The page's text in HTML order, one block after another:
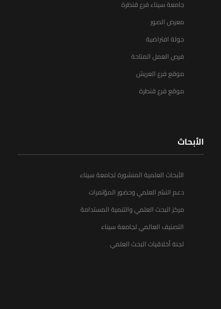
جامعة سيناء فرع قنطرة
معرض الصور
جولة افتراضية
فرص العمل المتاحة
موقع فرع العريش
موقع فرع قنطرة
الأبحاث
الأبحاث العلمية المنشورة لجامعة سيناء
دعم النشر العلمي وحضور المؤتمرات
مركز البحث العلمي والتنمية المستدامة
التصنيف العالمي لجامعة سيناء
لجنة أخلاقيات البحث العلمي